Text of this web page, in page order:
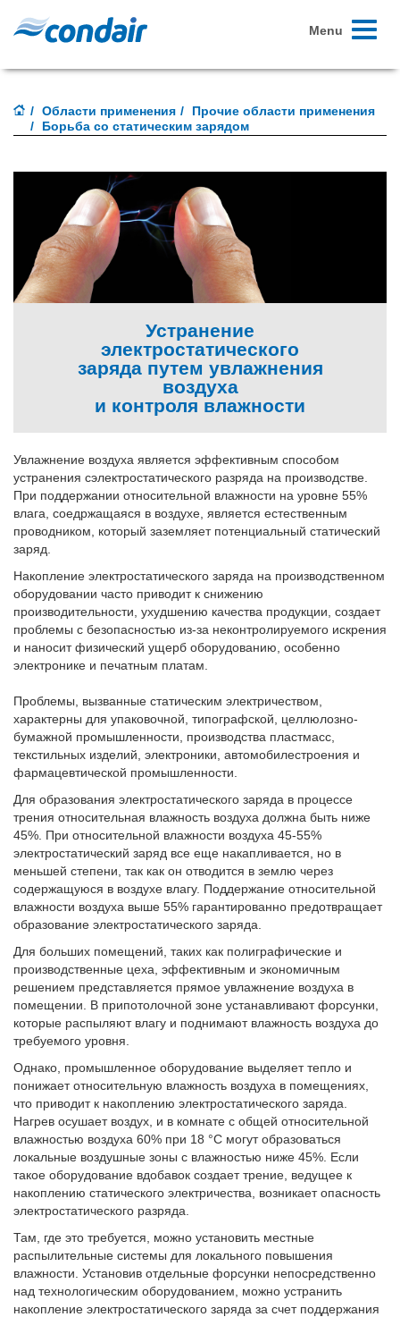
Toggle
Menu
Области применения
Прочие области применения
Борьба со статическим зарядом
Устранение
электростатического
заряда путем увлажнения
воздуха
и контроля влажности
Увлажнение воздуха является эффективным способом
устранения сэлектростатического разряда на производстве.
При поддержании относительной влажности на уровне 55%
влага, соедржащаяся в воздухе, является естественным
проводником, который заземляет потенциальный статический
заряд.
Накопление электростатического заряда на производственном
оборудовании часто приводит к снижению
производительности, ухудшению качества продукции, создает
проблемы с безопасностью из-за неконтролируемого искрения
и наносит физический ущерб оборудованию, особенно
электронике и печатным платам.
Проблемы, вызванные статическим электричеством,
характерны для упаковочной, типографской, целлюлозно-
бумажной промышленности, производства пластмасс,
текстильных изделий, электроники, автомобилестроения и
фармацевтической промышленности.
Для образования электростатического заряда в процессе
трения относительная влажность воздуха должна быть ниже
45%. При относительной влажности воздуха 45-55%
электростатический заряд все еще накапливается, но в
меньшей степени, так как он отводится в землю через
содержащуюся в воздухе влагу. Поддержание относительной
влажности воздуха выше 55% гарантированно предотвращает
образование электростатического заряда.
Для больших помещений, таких как полиграфические и
производственные цеха, эффективным и экономичным
решением представляется прямое увлажнение воздуха в
помещении. В припотолочной зоне устанавливают форсунки,
которые распыляют влагу и поднимают влажность воздуха до
требуемого уровня.
Однако, промышленное оборудование выделяет тепло и
понижает относительную влажность воздуха в помещениях,
что приводит к накоплению электростатического заряда.
Нагрев осушает воздух, и в комнате с общей относительной
влажностью воздуха 60% при 18 °C могут образоваться
локальные воздушные зоны с влажностью ниже 45%. Если
такое оборудование вдобавок создает трение, ведущее к
накоплению статического электричества, возникает опасность
электростатического разряда.
Там, где это требуется, можно установить местные
распылительные системы для локального повышения
влажности. Установив отдельные форсунки непосредственно
над технологическим оборудованием, можно устранить
накопление электростатического заряда за счет поддержания